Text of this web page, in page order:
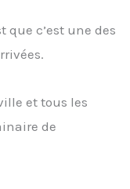
que c’est une des
et tous les
de